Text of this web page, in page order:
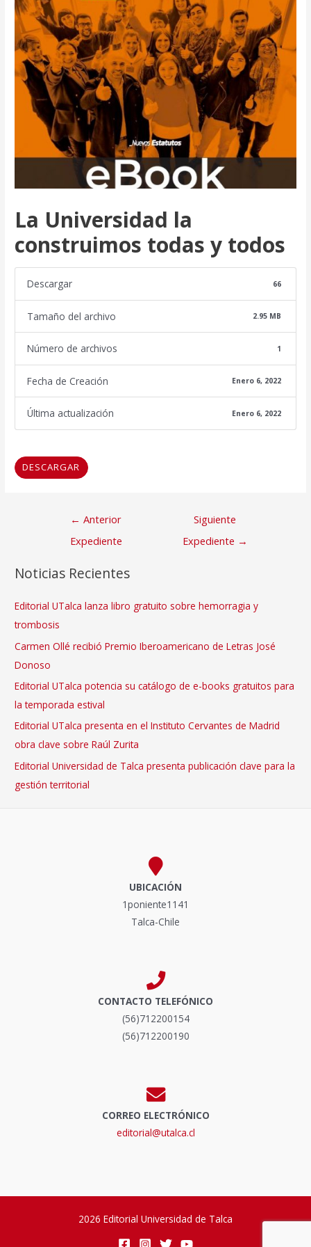
La Universidad la
construimos todas y todos
Descargar 66
Tamaño del archivo 2.95 MB
Número de archivos 1
Fecha de Creación Enero 6, 2022
Última actualización Enero 6, 2022
DESCARGAR
Navegación
← Anterior
Expediente
Siguiente
Expediente →
Noticias Recientes
Editorial UTalca lanza libro gratuito sobre hemorragia y
trombosis
Carmen Ollé recibió Premio Iberoamericano de Letras José
Donoso
Editorial UTalca potencia su catálogo de e-books gratuitos para
la temporada estival
Editorial UTalca presenta en el Instituto Cervantes de Madrid
obra clave sobre Raúl Zurita
Editorial Universidad de Talca presenta publicación clave para la
gestión territorial
UBICACIÓN
1poniente1141
Talca-Chile
CONTACTO TELEFÓNICO
(56)712200154
(56)712200190
CORREO ELECTRÓNICO
editorial@utalca.cl
2026 Editorial Universidad de Talca